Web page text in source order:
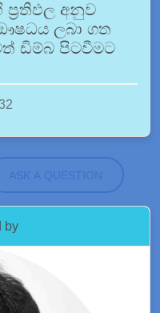
අනුව
ලබා ගත
ඩිම්බ පිටවීමට
ASK A QUESTION
by